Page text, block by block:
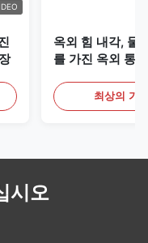
옥외 힘 내각, 물
를 가진 옥외 통
최상의 가
시오